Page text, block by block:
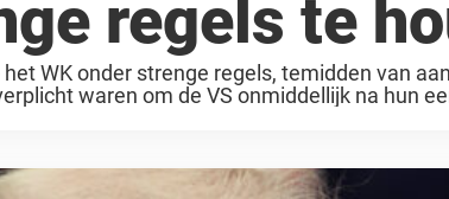
regels te
WK onder strenge regels, temidden van
waren om de VS onmiddellijk na hun